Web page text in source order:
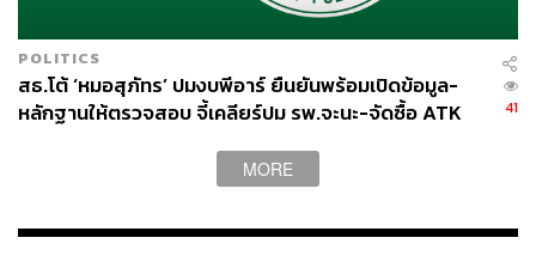
POLITICS
สธ.โต้ ‘หมอสุภัทร’ ปมงบพีอาร์ ยืนยันพร้อมเปิดข้อมูล-
หลักฐานให้ตรวจสอบ จี้เคลียร์ปม รพ.จะนะ-จัดซื้อ ATK
41
MORE